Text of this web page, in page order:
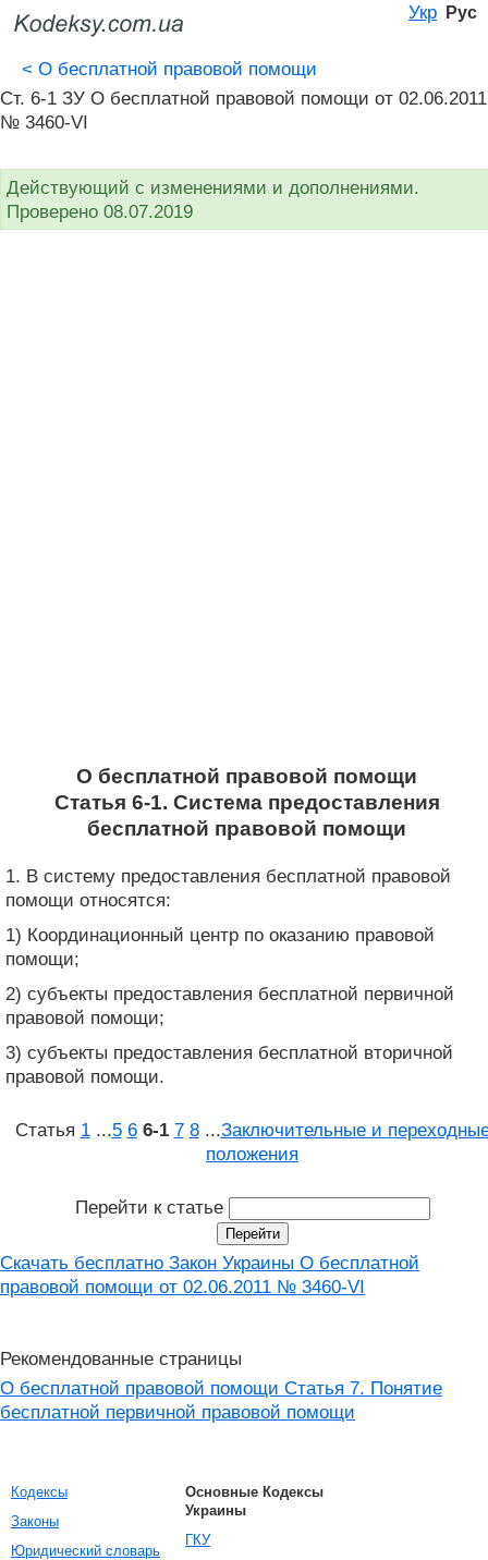
Укр Рус
< О бесплатной правовой помощи
Ст. 6-1 ЗУ О бесплатной правовой помощи от 02.06.2011
№ 3460-VI
Действующий с изменениями и дополнениями.
Проверено 08.07.2019
О бесплатной правовой помощи
Статья 6-1. Система предоставления
бесплатной правовой помощи
1. В систему предоставления бесплатной правовой
помощи относятся:
1) Координационный центр по оказанию правовой
помощи;
2) субъекты предоставления бесплатной первичной
правовой помощи;
3) субъекты предоставления бесплатной вторичной
правовой помощи.
Статья 1 ...5 6 6‑1 7 8 ...Заключительные и
положения
Перейти к статье
Скачать бесплатно Закон Украины О бесплатной
правовой помощи от 02.06.2011 № 3460-VI
Рекомендованные страницы
О бесплатной правовой помощи Статья 7. Понятие
бесплатной первичной правовой помощи
Кодексы
Законы
Юридический словарь
Основные Кодексы
Украины
ГКУ